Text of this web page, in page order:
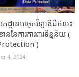
ដ្ឋានបច្ចេកវិទ្យាឌីជីថល៖​
ន់នៃការការពារទិន្នន័យ (
)
4, 2024